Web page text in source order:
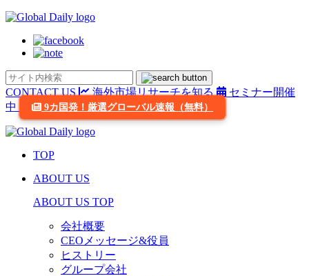
CONTACT US 海外市場リサーチを知る
セミナー開催
中
9カ国発！厳選グローバル速報（無料）
TOP
ABOUT US
ABOUT US TOP
会社概要
CEOメッセージ&役員
ヒストリー
グループ会社